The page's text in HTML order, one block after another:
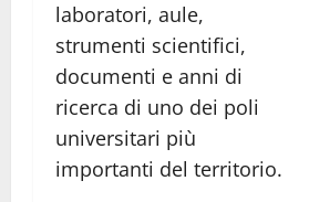
laboratori, aule,
strumenti scientifici,
documenti e anni di
ricerca di uno dei poli
universitari più
importanti del territorio.